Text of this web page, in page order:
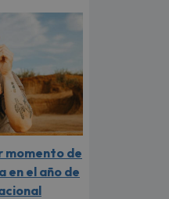
momento de
en el año de